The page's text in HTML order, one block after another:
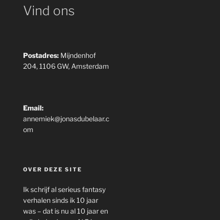
Vind ons
Postadres: Mijndenhof
204, 1106 GW, Amsterdam
Email:
annemiek@jonasdubelaar.c
om
OVER DEZE SITE
Ik schrijf al serieus fantasy
verhalen sinds ik 10 jaar
was – dat is nu al 10 jaar en